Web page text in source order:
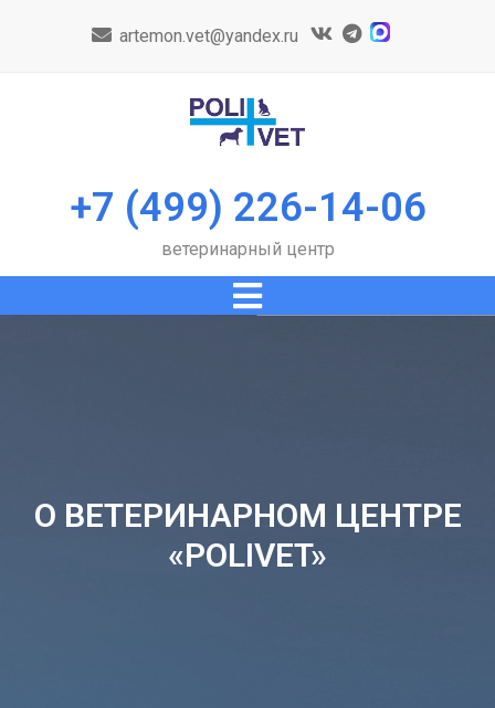
artemon.vet@yandex.ru
+7 (499) 226-14-06
ветеринарный центр
О ВЕТЕРИНАРНОМ ЦЕНТРЕ
«POLIVET»